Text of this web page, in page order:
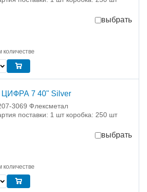
выбрать
количестве
7 40" Silver
3069 Флексметал
поставки: 1 шт коробка: 250 шт
выбрать
количестве